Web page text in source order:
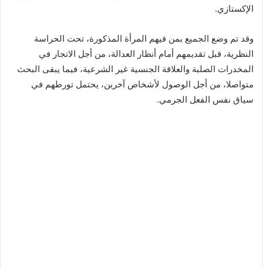
الإكستازي.
وقد تم وضع الجميع بمن فيهم المرأة المذكورة، تحت الحراسة
النظرية، قبل تقديمهم أمام أنظار العدالة، من أجل الاتجار في
المخدرات الصلبة والعلاقة الجنسية غير الشرعية، فيما يبقى البحث
متواصلا، من أجل الوصول لأشخاص آخرين، يحتمل تورطهم في
سياق نفس الفعل الجرمي.